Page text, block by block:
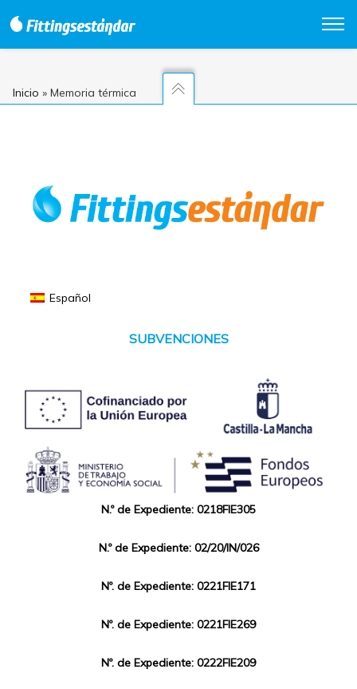
Inicio » Memoria térmica
Español
SUBVENCIONES
N.º de Expediente: 0218FIE305
N.º de Expediente: 02/20/IN/026
Nº. de Expediente: 0221FIE171
Nº. de Expediente: 0221FIE269
Nº. de Expediente: 0222FIE209